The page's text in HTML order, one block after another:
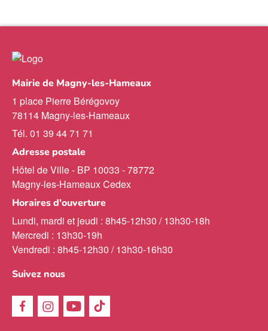
Mairie de Magny-les-Hameaux
1 place Pierre Bérégovoy
78114 Magny-les-Hameaux
Tél. 01 39 44 71 71
Adresse postale
Hôtel de Ville - BP 10033 - 78772
Magny-les-Hameaux Cedex
Horaires d'ouverture
Lundi, mardi et jeudi : 8h45-12h30 / 13h30-18h
Mercredi : 13h30-19h
Vendredi : 8h45-12h30 / 13h30-16h30
Suivez nous